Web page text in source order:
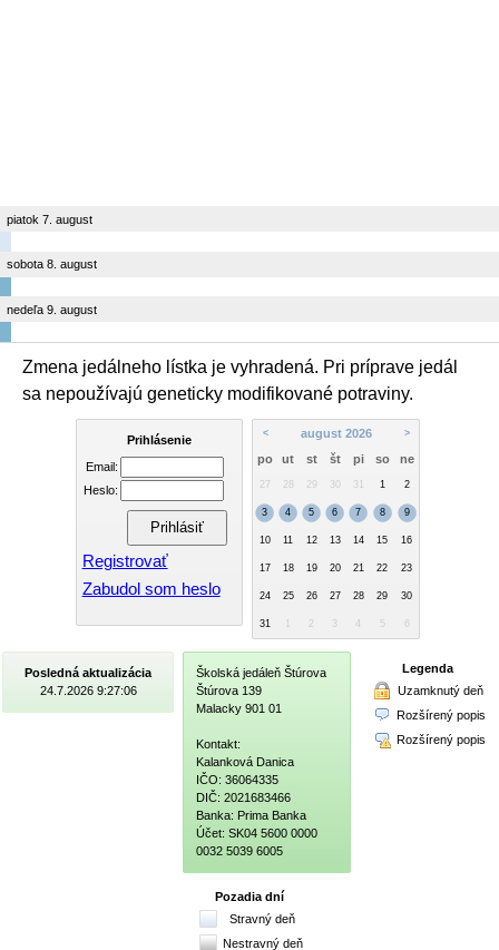
piatok 7. august
sobota 8. august
nedeľa 9. august
Zmena jedálneho lístka je vyhradená. Pri príprave jedál
sa nepoužívajú geneticky modifikované potraviny.
Prihlásenie
Email:
Heslo:
Registrovať
Zabudol som heslo
< august 2026 >
po ut st št pi so ne
27 28 29 30 31 1 2
3 4 5 6 7 8 9
10 11 12 13 14 15 16
17 18 19 20 21 22 23
24 25 26 27 28 29 30
31 2 3 4 5 6
Posledná aktualizácia
24.7.2026 9:27:06
Školská jedáleň Štúrova
Štúrova 139
Malacky 901 01
Kontakt:
Kalanková Danica
IČO: 36064335
DIČ: 2021683466
Banka: Prima Banka
Účet: SK04 5600 0000
0032 5039 6005
Legenda
Uzamknutý deň
Rozšírený popis
Rozšírený popis
Pozadia dní
Stravný deň
Nestravný deň